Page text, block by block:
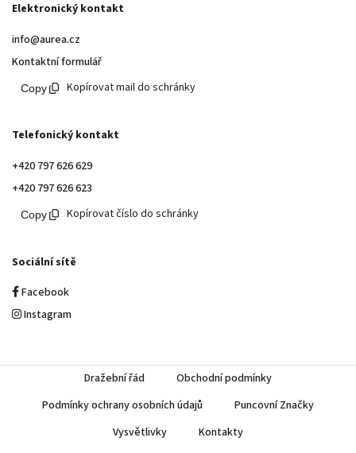
Elektronický kontakt
info@aurea.cz
Kontaktní formulář
Kopírovat mail do schránky
Telefonický kontakt
+420 797 626 629
+420 797 626 623
Kopírovat číslo do schránky
Sociální sítě
Facebook
Instagram
Dražební řád
Obchodní podmínky
Podmínky ochrany osobních údajů
Puncovní Značky
Vysvětlivky
Kontakty